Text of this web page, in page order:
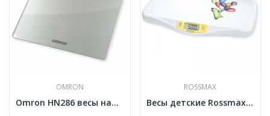
OMRON
Omron HN286 весы напольные
ROSSMAX
Весы детские Rossmax WE300